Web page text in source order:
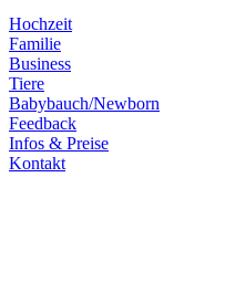
Hochzeit
Familie
Business
Tiere
Babybauch/Newborn
Feedback
Infos & Preise
Kontakt